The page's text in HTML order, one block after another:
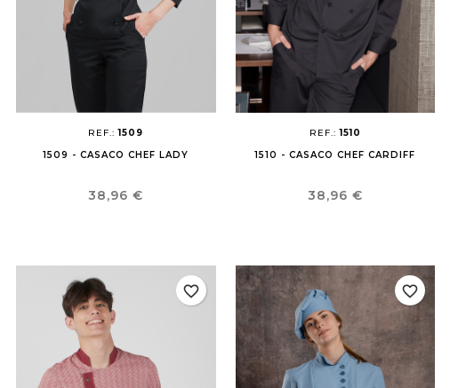
REF.:1509
1509 - CASACO CHEF LADY
Preço
38,96 €
REF.:1510
1510 - CASACO CHEF CARDIFF
Preço
38,96 €
favorite_border favorite_border